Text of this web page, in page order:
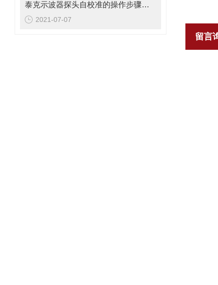
泰克示波器探头自校准的操作步骤讲解
2021-07-07
留言